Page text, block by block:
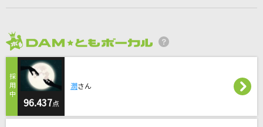
薬師丸ひろ子
クリフハンガー
日向坂46
鱗(うろこ)
96.437点
潤さん